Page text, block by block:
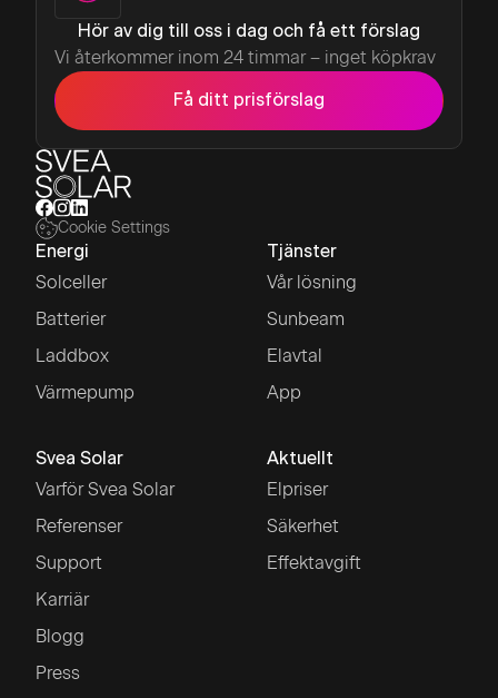
Hör av dig till oss i dag och få ett förslag
Vi återkommer inom 24 timmar – inget köpkrav
Få ditt prisförslag
Cookie Settings
Energi
Solceller
Batterier
Laddbox
Värmepump
Tjänster
Vår lösning
Sunbeam
Elavtal
App
Svea Solar
Varför Svea Solar
Referenser
Support
Karriär
Blogg
Press
Aktuellt
Elpriser
Säkerhet
Effektavgift